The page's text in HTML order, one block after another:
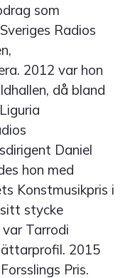
som
Radios
2012 var hon
då bland
Daniel
hon med
Konstmusikpris i
stycke
Tarrodi
2015
Pris.